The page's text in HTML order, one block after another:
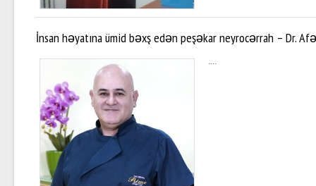
İnsan həyatına ümid bəxş edən peşəkar neyrocərrah – Dr.
....